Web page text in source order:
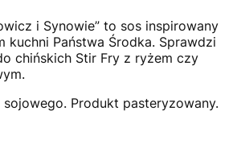
i Synowie” to sos inspirowany
kuchni Państwa Środka. Sprawdzi
chińskich Stir Fry z ryżem czy
sojowego. Produkt pasteryzowany.